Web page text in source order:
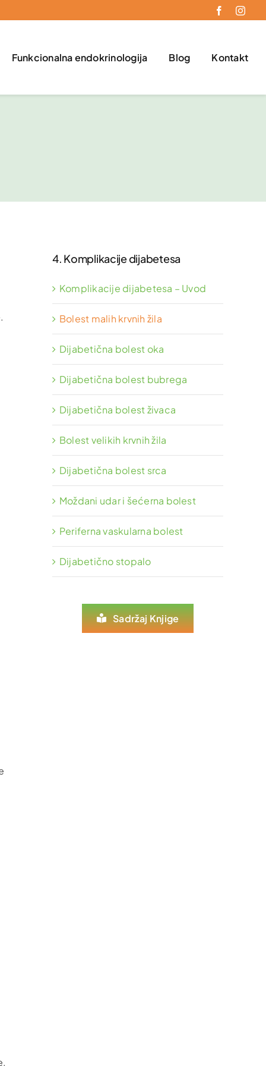
Funkcionalna endokrinologija Blog Kontakt
4. Komplikacije dijabetesa
Komplikacije dijabetesa – Uvod
Bolest malih krvnih žila
Dijabetična bolest oka
Dijabetična bolest bubrega
Dijabetična bolest živaca
Bolest velikih krvnih žila
Dijabetična bolest srca
Moždani udar i šećerna bolest
Periferna vaskularna bolest
Dijabetično stopalo
Sadržaj Knjige